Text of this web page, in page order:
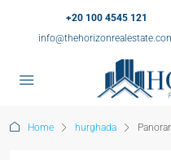
+20 100 4545 121
Home hurghada